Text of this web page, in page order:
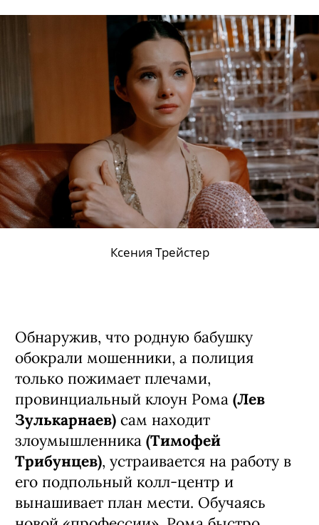
Обнаружив, что родную бабушку
обокрали мошенники, а полиция
только пожимает плечами,
провинциальный клоун Рома
Зулькарнаев)сам находит
злоумышленника(Тимофей
Трибунцев), устраивается на работу в
его подпольный колл-центр и